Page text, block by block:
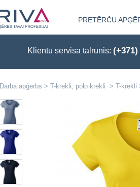
PRETĒRČU
Klientu servisa tālrunis: (+371)
Darba apģērbs > T-krekli, polo krekli > T-krekli